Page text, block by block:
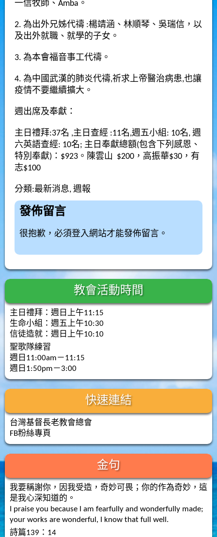
一信牧師、Amba。
2. 為出外兄姊代禱 :楊靖涵、林順琴、吳瑞信，以
及出外就職、就學的子女。
3. 為本會福音事工代禱。
4. 為中國武漢的肺炎代禱,祈求上帝醫治病患,也讓
疫情不要繼續擴大。
週出席及奉獻 ：
主日禮拜:37名 ,主日查經 :11名,週五小組: 10名, 週
六英語查經: 10名; 主日奉獻總額(包含下列感恩、
特別奉獻)：$923。陳雲山 $200，高振華$30，有
志$100
分類:最新消息, 週報
發佈留言
很抱歉，必須登入網站才能發佈留言。
教會活動時間
主日禮拜：週日上午11:15
生命小組：週五上午10:30
信徒造就：週日上午10:10
聖歌隊練習
週日11:00am－11:15
週日1:50pm－3:00
快速連結
台灣基督長老教會總會
FB粉絲專頁
金句
我要稱謝你，因我受造，奇妙可畏；你的作為奇妙，這
是我心深知道的。
I praise you because I am fearfully and wonderfully made;
your works are wonderful, I know that full well.
詩篇139：14